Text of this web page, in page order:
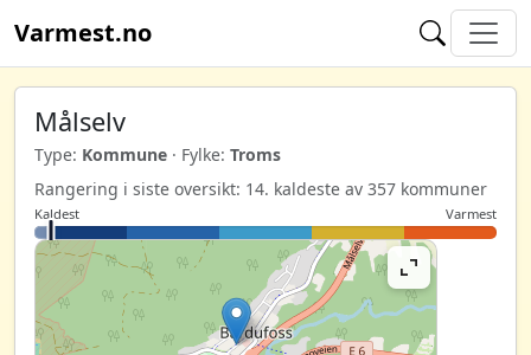
Varmest.no
Målselv
Type: Kommune · Fylke: Troms
Rangering i siste oversikt: 14. kaldeste av 357 kommuner
Kaldest Varmest